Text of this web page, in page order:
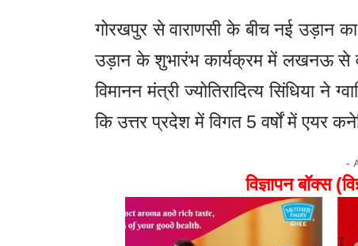
गोरखपुर से वाराणसी के बीच नई उड़ान
उड़ान के शुभारंभ कार्यक्रम में लखनऊ से
विमानन मंत्री ज्योतिरादित्य सिंधिया ने
कि उत्तर प्रदेश में विगत 5 वर्षों में एयर
-
विज्ञापन बॉक्स